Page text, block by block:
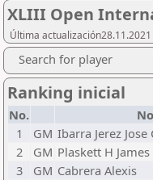
XLIII Open
Última
Search for player
Ranking inicial
No.
1
GM Ibarra Jerez Jose
2
GM Plaskett H James
3
GM Cabrera Alexis